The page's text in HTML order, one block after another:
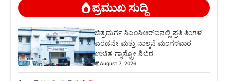
ಪ್ರಮುಖ ಸುದ್ದಿ
ಚಿತ್ರದುರ್ಗ ಸಿಎಂಸಿಆರ್‍ಐನಲ್ಲಿ ಪ್ರತಿ ತಿಂಗಳ
ಎರಡನೇ ಮತ್ತು ನಾಲ್ಕನೆ ಮಂಗಳವಾರ
ಉಚಿತ ಗ್ಯಾಸ್ಟ್ರೋ ಶಿಬಿರ
August 7, 2026